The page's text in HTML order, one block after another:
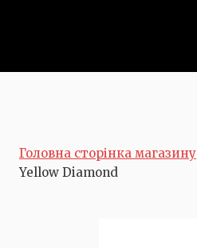
Головна сторінка магазину
Yellow Diamond